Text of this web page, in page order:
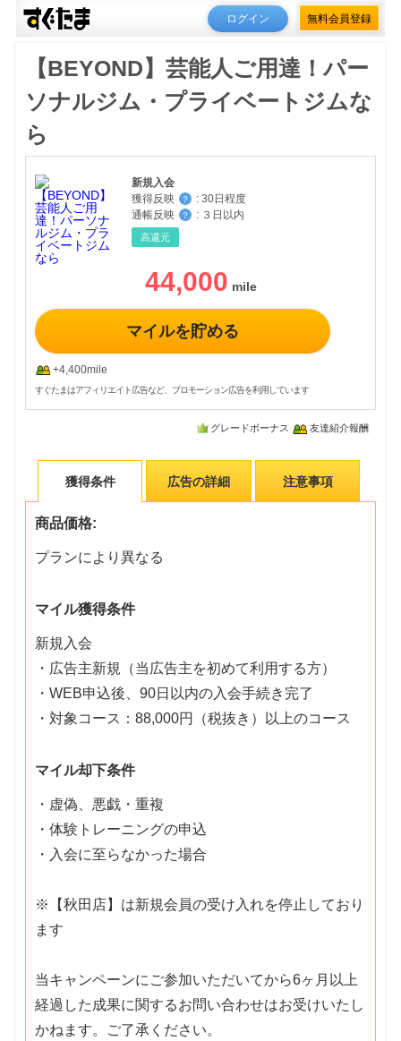
ログイン 無料会員登録
【BEYOND】芸能人ご用達！パー
ソナルジム・プライベートジムな
ら
新規入会
獲得反映
？ : 30日程度
通帳反映
？ : ３日以内
高還元
44,000
マイルを貯める
+4,400mile
すぐたまはアフィリエイト広告など、プロモーション広告を利用しています
グレードボーナス 友達紹介報酬
獲得条件 広告の詳細 注意事項
商品価格:
プランにより異なる
マイル獲得条件
新規入会
・広告主新規（当広告主を初めて利用する方）
・WEB申込後、90日以内の入会手続き完了
・対象コース：88,000円（税抜き）以上のコース
マイル却下条件
・虚偽、悪戯・重複
・体験トレーニングの申込
・入会に至らなかった場合
※【秋田店】は新規会員の受け入れを停止しており
ます
当キャンペーンにご参加いただいてから6ヶ月以上
経過した成果に関するお問い合わせはお受けいたし
かねます。ご了承ください。